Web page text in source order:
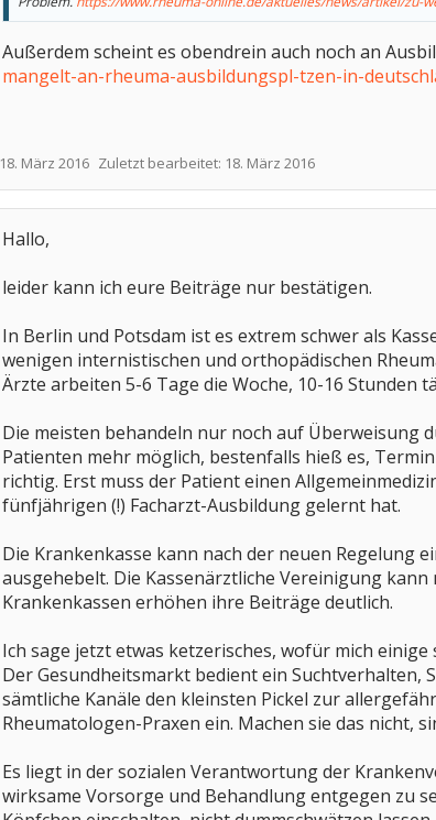
Außerdem scheint es obendrein auch noch an
mangelt-an-rheuma-ausbildungspl-tzen-in-
18. März 2016 Zuletzt bearbeitet: 18. März 2016
Hallo,
leider kann ich eure Beiträge nur bestätigen.
In Berlin und Potsdam ist es extrem schwer als
wenigen internistischen und orthopädischen
Ärzte arbeiten 5-6 Tage die Woche, 10-16 Stunden
Die meisten behandeln nur noch auf Überweisung
Patienten mehr möglich, bestenfalls hieß es,
richtig. Erst muss der Patient einen
fünfjährigen (!) Facharzt-Ausbildung gelernt hat.
Die Krankenkasse kann nach der neuen Regelung
ausgehebelt. Die Kassenärztliche Vereinigung
Krankenkassen erhöhen ihre Beiträge deutlich.
Ich sage jetzt etwas ketzerisches, wofür mich einige
Der Gesundheitsmarkt bedient ein Suchtverhalten,
sämtliche Kanäle den kleinsten Pickel zur
Rheumatologen-Praxen ein. Machen sie das nicht,
Es liegt in der sozialen Verantwortung der
wirksame Vorsorge und Behandlung entgegen zu